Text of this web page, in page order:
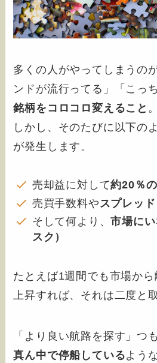
多くの人がやってしまうの
ンドが流行ってる」「こっ
銘柄をコロコロ変えること 。
しかし、そのたびに以下の
が発生します。
売却益に対して約20％
売買手数料や スプレッ
そして何より、市場に
スク）
たとえば1週間でも市場から
上昇すれば、それは二度と
「より良い航路を探す」つ
真ん中で停船しているよう